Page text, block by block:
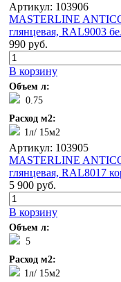
Артикул: 103906
MASTERLINE
глянцевая, RAL9003
990 руб.
В корзину
Объем л:
0.75
Расход м2:
1л/ 15м2
Артикул: 103905
MASTERLINE
глянцевая, RAL8017
5 900 руб.
В корзину
Объем л:
5
Расход м2:
1л/ 15м2